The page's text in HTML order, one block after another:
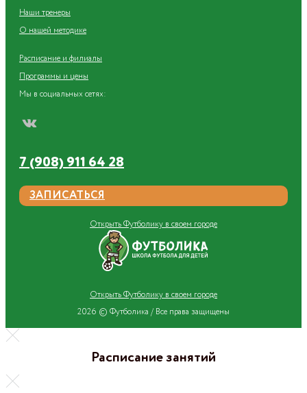
Наши тренеры
О нашей методике
Расписание и филиалы
Программы и цены
Мы в социальных сетях:
7 (908) 911 64 28
ЗАПИСАТЬСЯ
Открыть Футболику в своем городе
Открыть Футболику в своем городе
2026 © Футболика / Все права защищены
Расписание занятий